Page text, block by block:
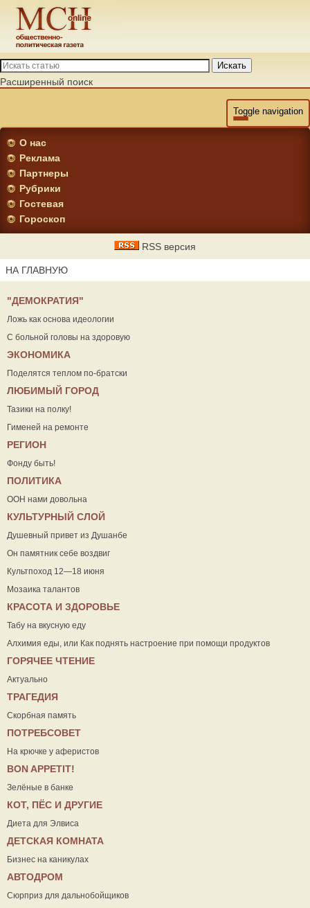
Искать
Расширенный поиск
Toggle navigation
О нас
Реклама
Партнеры
Рубрики
Гостевая
Гороскоп
RSS версия
НА ГЛАВНУЮ
"ДЕМОКРАТИЯ"
Ложь как основа идеологии
С больной головы на здоровую
ЭКОНОМИКА
Поделятся теплом по-братски
ЛЮБИМЫЙ ГОРОД
Тазики на полку!
Гименей на ремонте
РЕГИОН
Фонду быть!
ПОЛИТИКА
ООН нами довольна
КУЛЬТУРНЫЙ СЛОЙ
Душевный привет из Душанбе
Он памятник себе воздвиг
Культпоход 12—18 июня
Мозаика талантов
КРАСОТА И ЗДОРОВЬЕ
Табу на вкусную еду
Алхимия еды, или Как поднять настроение при помощи продуктов
ГОРЯЧЕЕ ЧТЕНИЕ
Актуально
ТРАГЕДИЯ
Скорбная память
ПОТРЕБСОВЕТ
На крючке у аферистов
ВON APPETIT!
Зелёные в банке
КОТ, ПЁС И ДРУГИЕ
Диета для Элвиса
ДЕТСКАЯ КОМНАТА
Бизнес на каникулах
АВТОДРОМ
Сюрприз для дальнобойщиков